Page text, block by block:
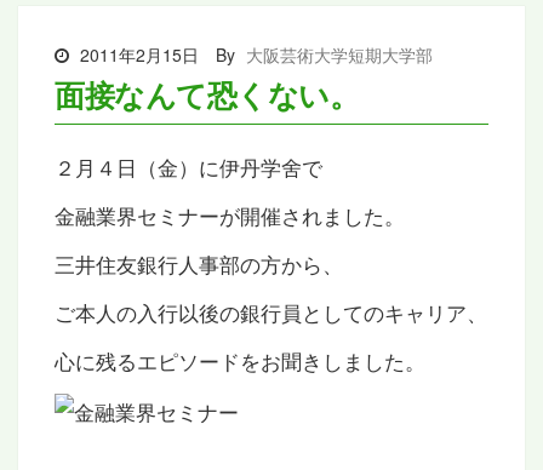
2011年2月15日 By 大阪芸術大学短期大学部
面接なんて恐くない。
２月４日（金）に伊丹学舍で
金融業界セミナーが開催されました。
三井住友銀行人事部の方から、
ご本人の入行以後の銀行員としてのキャリア、
心に残るエピソードをお聞きしました。